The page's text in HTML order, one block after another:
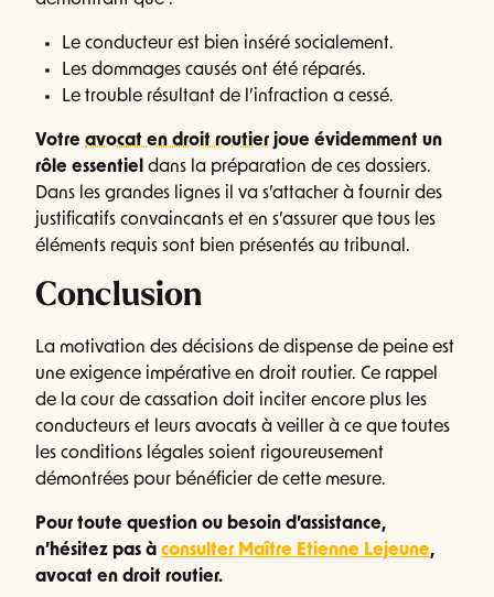
Le conducteur est bien inséré socialement.
Les dommages causés ont été réparés.
Le trouble résultant de l’infraction a cessé.
Votre avocat en droit routier joue évidemment un
rôle essentiel dans la préparation de ces dossiers.
Dans les grandes lignes il va s’attacher à fournir des
justificatifs convaincants et en s’assurer que tous les
éléments requis sont bien présentés au tribunal.
Conclusion
La motivation des décisions de dispense de peine est
une exigence impérative en droit routier. Ce rappel
de la cour de cassation doit inciter encore plus les
conducteurs et leurs avocats à veiller à ce que toutes
les conditions légales soient rigoureusement
démontrées pour bénéficier de cette mesure.
Pour toute question ou besoin d’assistance,
n’hésitez pas à consulter Maître Etienne Lejeune,
avocat en droit routier.